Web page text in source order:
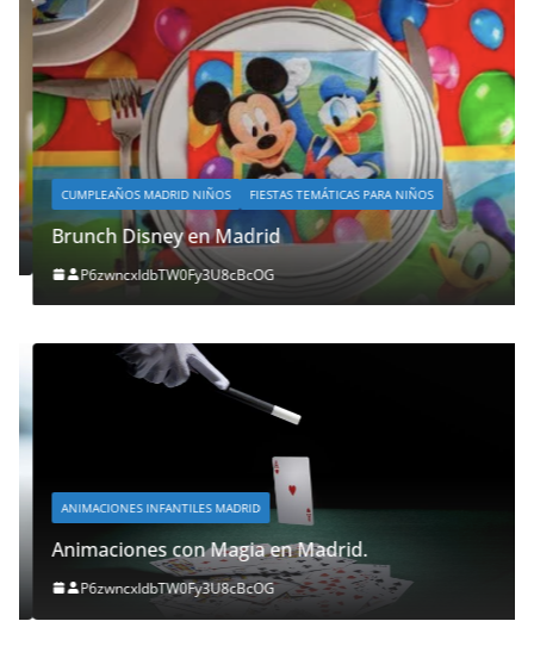
CUMPLEAÑOS MADRID NIÑOS FIESTAS TEMÁTICAS PARA NIÑOS
Brunch Disney en Madrid
P6zwncxIdbTW0Fy3U8cBcOG
ANIMACIONES INFANTILES MADRID
Animaciones con Magia en Madrid.
P6zwncxIdbTW0Fy3U8cBcOG